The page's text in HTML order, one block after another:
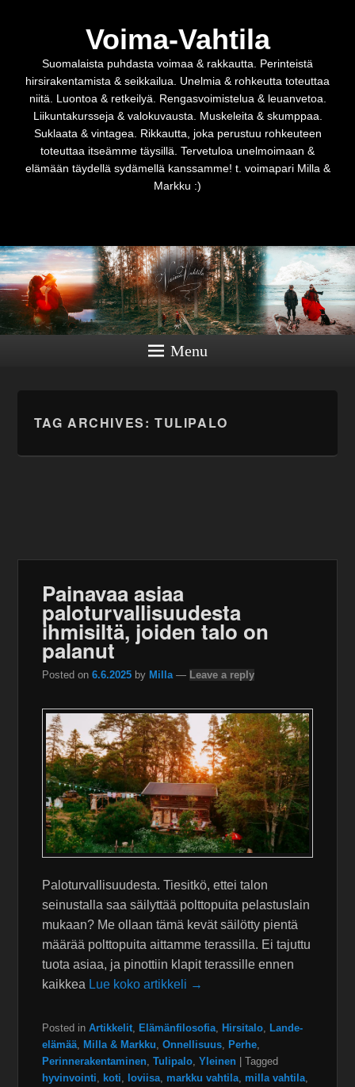
Voima-Vahtila
Suomalaista puhdasta voimaa & rakkautta. Perinteistä
hirsirakentamista & seikkailua. Unelmia & rohkeutta toteuttaa
niitä. Luontoa & retkeilyä. Rengasvoimistelua & leuanvetoa.
Liikuntakursseja & valokuvausta. Muskeleita & skumppaa.
Suklaata & vintagea. Rikkautta, joka perustuu rohkeuteen
toteuttaa itseämme täysillä. Tervetuloa unelmoimaan &
elämään täydellä sydämellä kanssamme! t. voimapari Milla &
Markku :)
Menu
TAG ARCHIVES: TULIPALO
Painavaa asiaa
paloturvallisuudesta
ihmisiltä, joiden talo on
palanut
Posted on6.6.2025 by Milla — Leave a reply
Paloturvallisuudesta. Tiesitkö, ettei talon
seinustalla saa säilyttää polttopuita pelastuslain
mukaan? Me ollaan tämä kevät säilötty pientä
määrää polttopuita aittamme terassilla. Ei tajuttu
tuota asiaa, ja pinottiin klapit terassille ennen
kaikkea Lue koko artikkeli →
Posted in Artikkelit, Elämänfilosofia, Hirsitalo, Lande-
elämää, Milla & Markku,Onnellisuus, Perhe,
Perinnerakentaminen,Tulipalo,Yleinen |Tagged
hyvinvointi, koti, loviisa, markku vahtila, milla vahtila,